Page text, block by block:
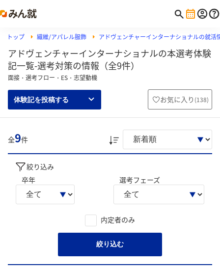
トップ 繊維/アパレル服飾 アドヴェンチャーインターナショナルの就活
アドヴェンチャーインターナショナルの本選考体験
記一覧-選考対策の情報（全9件）
面接・選考フロー・ES・志望動機
体験記を投稿する お気に入り (138)
全9件
絞り込み
卒年
選考フェーズ
内定者のみ
絞り込む